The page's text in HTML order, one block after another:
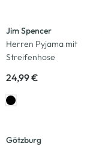
Jim Spencer
Herren Pyjama mit
Streifenhose
24,99 €
Götzburg